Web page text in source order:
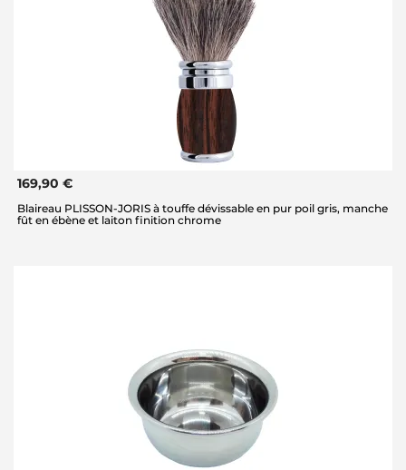
169,90 €
Blaireau PLISSON-JORIS à touffe dévissable en pur poil gris, manche
fût en ébène et laiton finition chrome